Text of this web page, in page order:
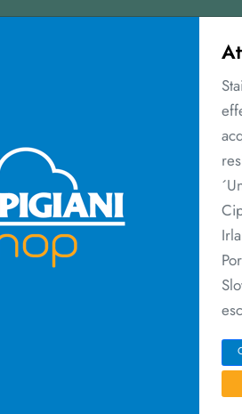
Estensioni di garanzia
Ricambi consumabili